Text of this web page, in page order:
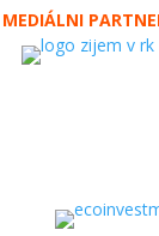
MEDIÁLNI